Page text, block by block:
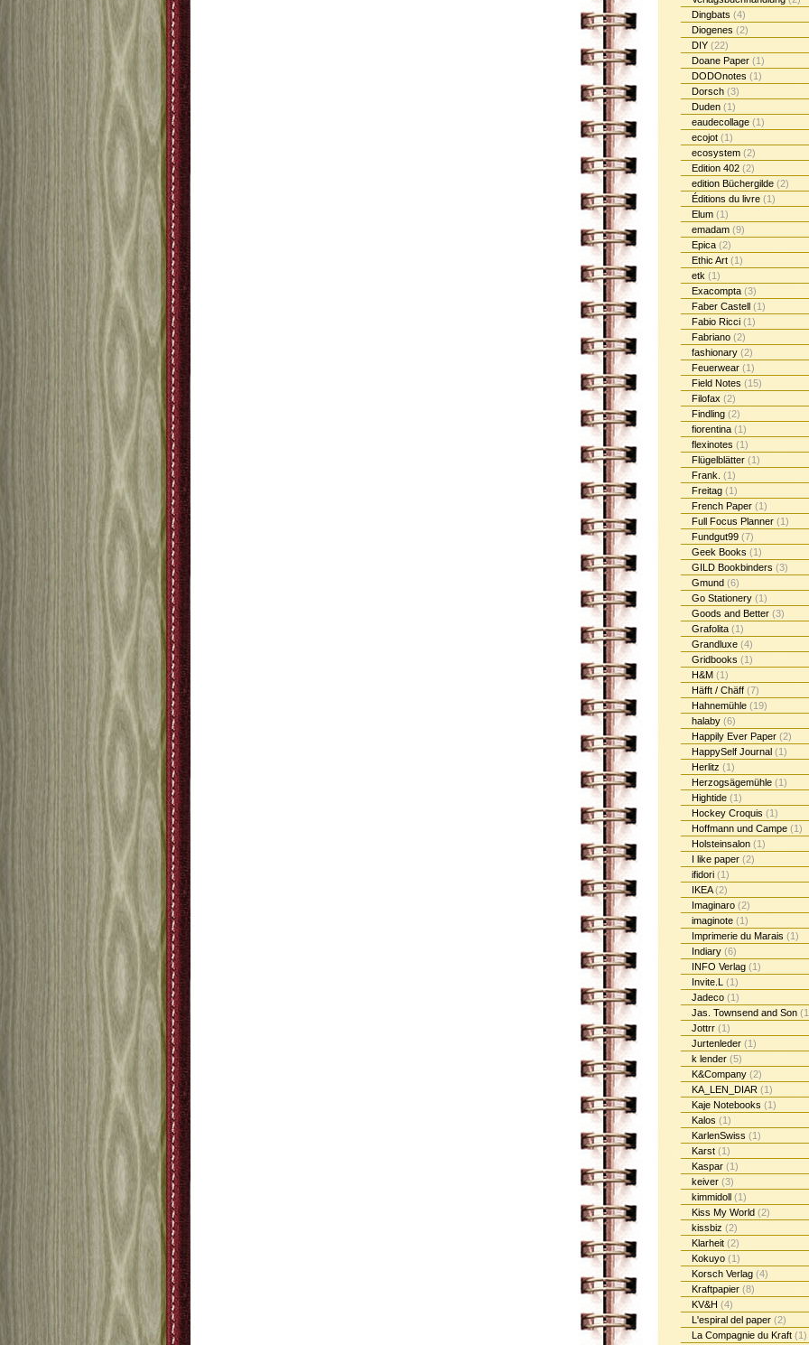
Dingbats (4)
Diogenes (2)
DIY (22)
Doane Paper (1)
DODOnotes (1)
Dorsch (3)
Duden (1)
eaudecollage (1)
ecojot (1)
ecosystem (2)
Edition 402 (2)
edition Büchergilde (2)
Éditions du livre (1)
Elum (1)
emadam (9)
Epica (2)
Ethic Art (1)
etk (1)
Exacompta (3)
Faber Castell (1)
Fabio Ricci (1)
Fabriano (2)
fashionary (2)
Feuerwear (1)
Field Notes (15)
Filofax (2)
Findling (2)
fiorentina (1)
flexinotes (1)
Flügelblätter (1)
Frank. (1)
Freitag (1)
French Paper (1)
Full Focus Planner (1)
Fundgut99 (7)
Geek Books (1)
GILD Bookbinders (3)
Gmund (6)
Go Stationery (1)
Goods and Better (3)
Grafolita (1)
Grandluxe (4)
Gridbooks (1)
H&M (1)
Häfft / Chäff (7)
Hahnemühle (19)
halaby (6)
Happily Ever Paper (2)
HappySelf Journal (1)
Herlitz (1)
Herzogsägemühle (1)
Hightide (1)
Hockey Croquis (1)
Hoffmann und Campe (1)
Holsteinsalon (1)
I like paper (2)
ifidori (1)
IKEA(2)
Imaginaro (2)
imaginote (1)
Imprimerie du Marais (1)
Indiary (6)
INFO Verlag (1)
Invite.L (1)
Jadeco (1)
Jas. Townsend and Son
Jottrr (1)
Jurtenleder (1)
k lender (5)
K&Company (2)
KA_LEN_DIAR (1)
Kaje Notebooks (1)
Kalos (1)
KarlenSwiss (1)
Karst (1)
Kaspar (1)
keiver (3)
kimmidoll (1)
Kiss My World (2)
kissbiz (2)
Klarheit (2)
Kokuyo (1)
Korsch Verlag (4)
Kraftpapier (8)
KV&H (4)
L'espiral del paper (2)
La Compagnie du Kraft (1)